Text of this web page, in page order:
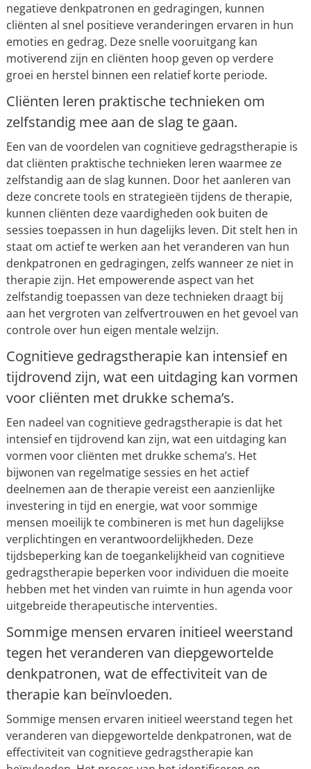
negatieve denkpatronen en gedragingen, kunnen
cliënten al snel positieve veranderingen ervaren in hun
emoties en gedrag. Deze snelle vooruitgang kan
motiverend zijn en cliënten hoop geven op verdere
groei en herstel binnen een relatief korte periode.
Cliënten leren praktische technieken om
zelfstandig mee aan de slag te gaan.
Een van de voordelen van cognitieve gedragstherapie is
dat cliënten praktische technieken leren waarmee ze
zelfstandig aan de slag kunnen. Door het aanleren van
deze concrete tools en strategieën tijdens de therapie,
kunnen cliënten deze vaardigheden ook buiten de
sessies toepassen in hun dagelijks leven. Dit stelt hen in
staat om actief te werken aan het veranderen van hun
denkpatronen en gedragingen, zelfs wanneer ze niet in
therapie zijn. Het empowerende aspect van het
zelfstandig toepassen van deze technieken draagt bij
aan het vergroten van zelfvertrouwen en het gevoel van
controle over hun eigen mentale welzijn.
Cognitieve gedragstherapie kan intensief en
tijdrovend zijn, wat een uitdaging kan vormen
voor cliënten met drukke schema’s.
Een nadeel van cognitieve gedragstherapie is dat het
intensief en tijdrovend kan zijn, wat een uitdaging kan
vormen voor cliënten met drukke schema’s. Het
bijwonen van regelmatige sessies en het actief
deelnemen aan de therapie vereist een aanzienlijke
investering in tijd en energie, wat voor sommige
mensen moeilijk te combineren is met hun dagelijkse
verplichtingen en verantwoordelijkheden. Deze
tijdsbeperking kan de toegankelijkheid van cognitieve
gedragstherapie beperken voor individuen die moeite
hebben met het vinden van ruimte in hun agenda voor
uitgebreide therapeutische interventies.
Sommige mensen ervaren initieel weerstand
tegen het veranderen van diepgewortelde
denkpatronen, wat de effectiviteit van de
therapie kan beïnvloeden.
Sommige mensen ervaren initieel weerstand tegen het
veranderen van diepgewortelde denkpatronen, wat de
effectiviteit van cognitieve gedragstherapie kan